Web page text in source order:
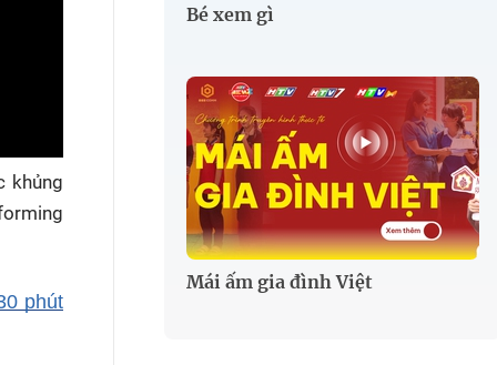
khủng
phút
Bé xem gì
Mái ấm gia đình Việt